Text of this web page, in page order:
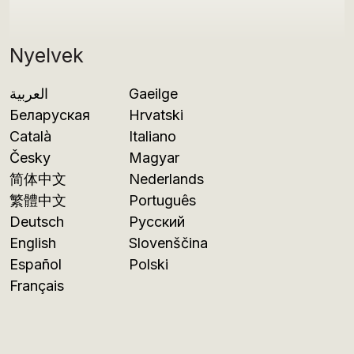
Nyelvek
العربية
Беларуская
Català
Česky
简体中文
繁體中文
Deutsch
English
Español
Français
Gaeilge
Hrvatski
Italiano
Magyar
Nederlands
Português
Русский
Slovenščina
Polski